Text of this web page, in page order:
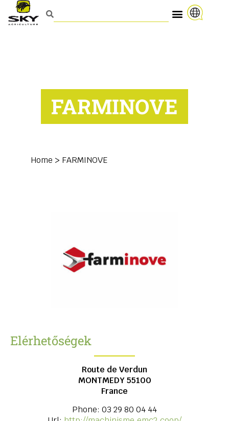
FARMINOVE
Home > FARMINOVE
Elérhetőségek
Route de Verdun
MONTMEDY55100
France
Phone: 03 29 80 04 44